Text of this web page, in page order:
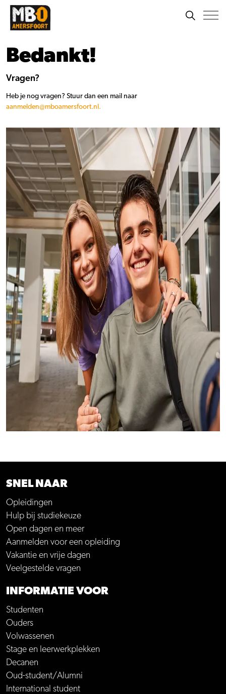
Bedankt!
Vragen?
Heb je nog vragen? Stuur dan een mail naar
aanmelden@mboamersfoort.nl.
SNEL NAAR
Opleidingen
Hulp bij studiekeuze
Open dagen en meer
Aanmelden voor een opleiding
Vakantie en vrije dagen
Veelgestelde vragen
INFORMATIE VOOR
Studenten
Ouders
Volwassenen
Stage en leerwerkplekken
Decanen
Oud-student/Alumni
International student